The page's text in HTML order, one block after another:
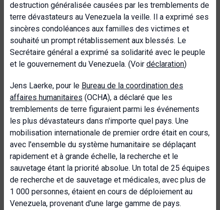
destruction généralisée causées par les tremblements de
terre dévastateurs au Venezuela la veille. Il a exprimé ses
sincères condoléances aux familles des victimes et
souhaité un prompt rétablissement aux blessés. Le
Secrétaire général a exprimé sa solidarité avec le peuple
et le gouvernement du Venezuela. (Voir déclaration)
Jens Laerke, pour le Bureau de la coordination des
affaires humanitaires (OCHA), a déclaré que les
tremblements de terre figuraient parmi les événements
les plus dévastateurs dans n'importe quel pays. Une
mobilisation internationale de premier ordre était en cours,
avec l'ensemble du système humanitaire se déplaçant
rapidement et à grande échelle, la recherche et le
sauvetage étant la priorité absolue. Un total de 25 équipes
de recherche et de sauvetage et médicales, avec plus de
1 000 personnes, étaient en cours de déploiement au
Venezuela, provenant d'une large gamme de pays.